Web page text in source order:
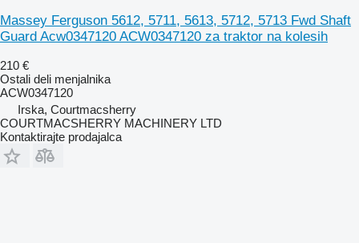
Massey Ferguson 5612, 5711, 5613, 5712, 5713 Fwd Shaft
Guard Acw0347120 ACW0347120 za traktor na kolesih
210 €
Ostali deli menjalnika
ACW0347120
Irska, Courtmacsherry
COURTMACSHERRY MACHINERY LTD
Kontaktirajte prodajalca